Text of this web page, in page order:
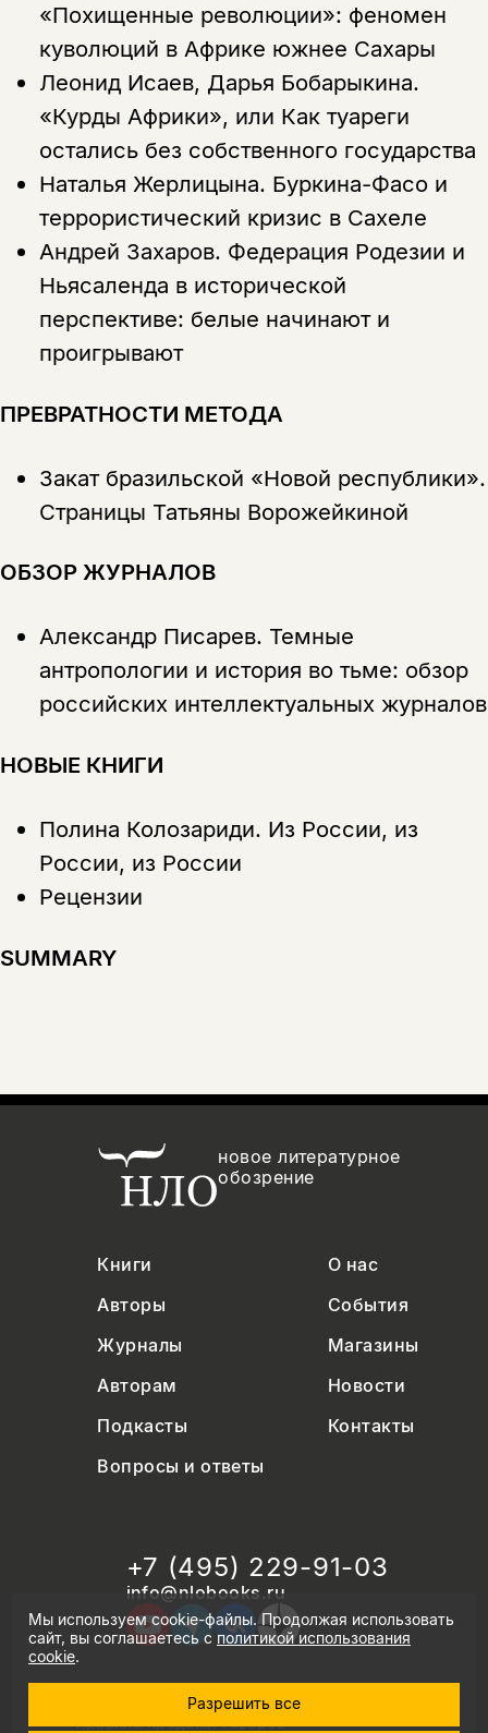
«Похищенные революции»: феномен
куволюций в Африке южнее Сахары
Леонид Исаев, Дарья Бобарыкина.
«Курды Африки», или Как туареги
остались без собственного государства
Наталья Жерлицына. Буркина-Фасо и
террористический кризис в Сахеле
Андрей Захаров. Федерация Родезии и
Ньясаленда в исторической
перспективе: белые начинают и
проигрывают
ПРЕВРАТНОСТИ МЕТОДА
Закат бразильской «Новой республики».
Страницы Татьяны Ворожейкиной
ОБЗОР ЖУРНАЛОВ
Александр Писарев. Темные
антропологии и история во тьме: обзор
российских интеллектуальных журналов
НОВЫЕ КНИГИ
Полина Колозариди. Из России, из
России, из России
Рецензии
SUMMARY
новое литературное
обозрение
Книги
О нас
Авторы
События
Журналы
Магазины
Авторам
Новости
Подкасты
Контакты
Вопросы и ответы
+7 (495) 229-91-03
info@nlobooks.ru
© Новое литературное обозрение. 2026
правила продажи товаров
Мы используем cookie-файлы. Продолжая использовать
сайт, вы соглашаетесь сполитикой использования
cookie.
Разрешить все